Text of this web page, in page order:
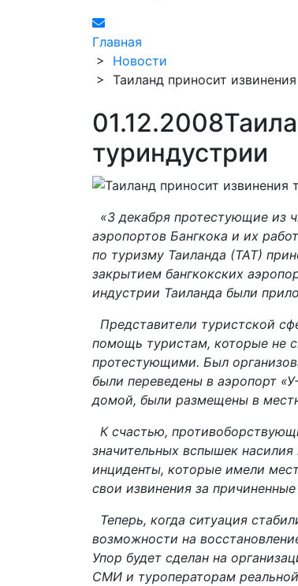
Главная
> Новости
> Таиланд приносит
01.12.2008
туриндустрии
«3 декабря протестующие из
аэропортов Бангкока и их
по туризму Таиланда (ТАТ)
закрытием бангкокских
индустрии Таиланда были
Представители туристской
помощь туристам, которые не
протестующими. Был
были переведены в аэропорт
домой, были размещены в
К счастью,
значительных вспышек
инциденты, которые имели
свои извинения за
Теперь, когда ситуация
возможности на
Упор будет сделан на
СМИ и туроператорам